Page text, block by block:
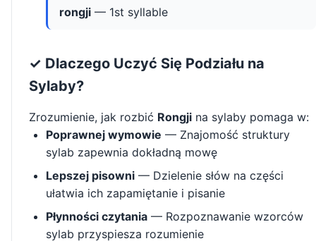
rongji — 1st syllable
✓ Dlaczego Uczyć Się Podziału na
Sylaby?
Zrozumienie, jak rozbić Rongji na sylaby pomaga w:
Poprawnej wymowie — Znajomość struktury
sylab zapewnia dokładną mowę
Lepszej pisowni — Dzielenie słów na części
ułatwia ich zapamiętanie i pisanie
Płynności czytania — Rozpoznawanie wzorców
sylab przyspiesza rozumienie